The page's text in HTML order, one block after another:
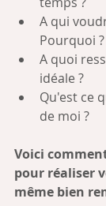
A qui
Pourquoi ?
A quoi
idéale ?
Qu'est ce
de moi ?
Voici
pour réaliser
même bien